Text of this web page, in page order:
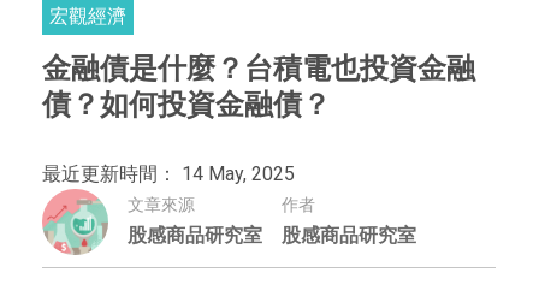
宏觀經濟
金融債是什麼？台積電也投資金融
債？如何投資金融債？
最近更新時間： 14 May, 2025
文章來源
股感商品研究室
作者
股感商品研究室